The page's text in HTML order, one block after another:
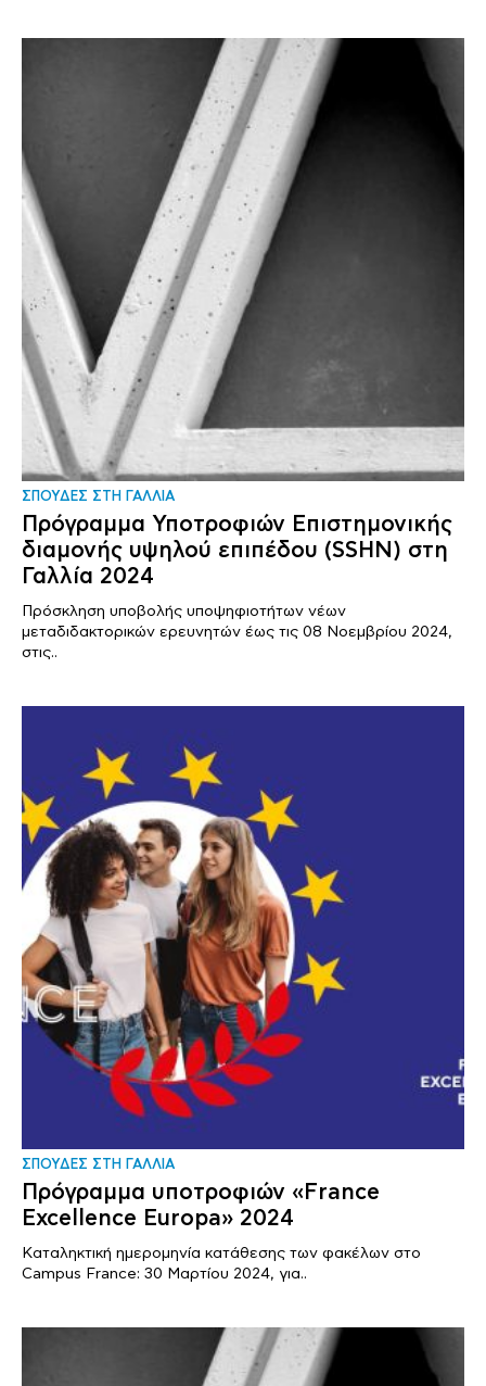
ΣΠΟΥΔΕΣ ΣΤΗ ΓΑΛΛΙΑ
Πρόγραμμα Υποτροφιών Επιστημονικής
διαμονής υψηλού επιπέδου (SSHN) στη
Γαλλία 2024
Πρόσκληση υποβολής υποψηφιοτήτων νέων
μεταδιδακτορικών ερευνητών έως τις 08 Νοεμβρίου 2024,
στις..
ΣΠΟΥΔΕΣ ΣΤΗ ΓΑΛΛΙΑ
Πρόγραμμα υποτροφιών «France
Excellence Europa» 2024
Καταληκτική ημερομηνία κατάθεσης των φακέλων στο
Campus France: 30 Μαρτίου 2024, για..